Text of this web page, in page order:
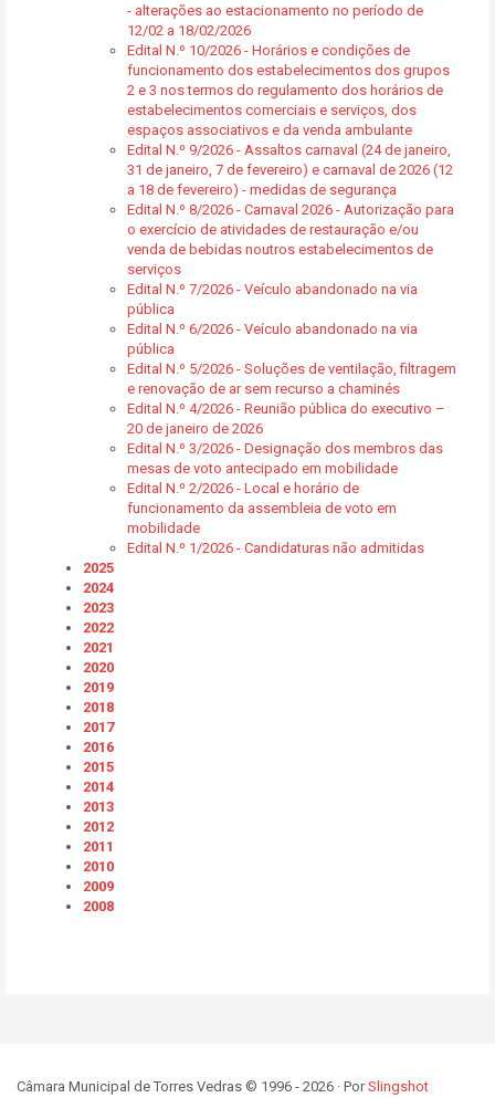
- alterações ao estacionamento no período de
12/02 a 18/02/2026
Edital N.º 10/2026 - Horários e condições de
funcionamento dos estabelecimentos dos grupos
2 e 3 nos termos do regulamento dos horários de
estabelecimentos comerciais e serviços, dos
espaços associativos e da venda ambulante
Edital N.º 9/2026 - Assaltos carnaval (24 de janeiro,
31 de janeiro, 7 de fevereiro) e carnaval de 2026 (12
a 18 de fevereiro) - medidas de segurança
Edital N.º 8/2026 - Carnaval 2026 - Autorização para
o exercício de atividades de restauração e/ou
venda de bebidas noutros estabelecimentos de
serviços
Edital N.º 7/2026 - Veículo abandonado na via
pública
Edital N.º 6/2026 - Veículo abandonado na via
pública
Edital N.º 5/2026 - Soluções de ventilação, filtragem
e renovação de ar sem recurso a chaminés
Edital N.º 4/2026 - Reunião pública do executivo –
20 de janeiro de 2026
Edital N.º 3/2026 - Designação dos membros das
mesas de voto antecipado em mobilidade
Edital N.º 2/2026 - Local e horário de
funcionamento da assembleia de voto em
mobilidade
Edital N.º 1/2026 - Candidaturas não admitidas
2025
2024
2023
2022
2021
2020
2019
2018
2017
2016
2015
2014
2013
2012
2011
2010
2009
2008
Câmara Municipal de Torres Vedras © 1996 - 2026 · PorSlingshot